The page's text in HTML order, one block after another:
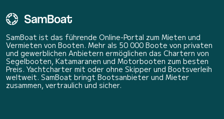
SamBoat ist das führende Online-Portal zum Mieten und
Vermieten von Booten. Mehr als 50 000 Boote von privaten
und gewerblichen Anbietern ermöglichen das Chartern von
Segelbooten, Katamaranen und Motorbooten zum besten
Preis. Yachtcharter mit oder ohne Skipper und Bootsverleih
weltweit. SamBoat bringt Bootsanbieter und Mieter
zusammen, vertraulich und sicher.